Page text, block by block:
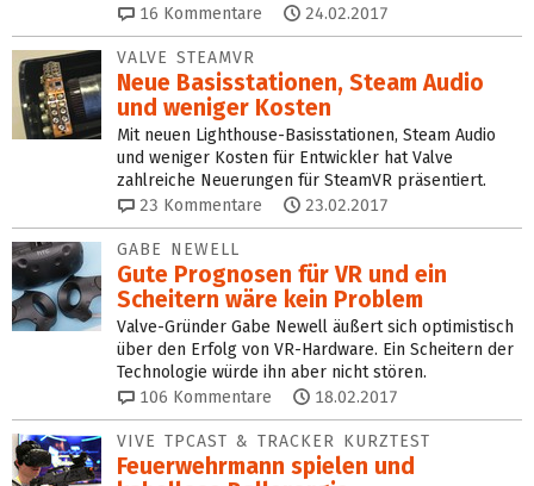
16 Kommentare 24.02.2017
VALVE STEAMVR
Neue Basisstationen, Steam Audio
und weniger Kosten
Mit neuen Lighthouse-Basisstationen, Steam Audio
und weniger Kosten für Entwickler hat Valve
zahlreiche Neuerungen für SteamVR präsentiert.
23 Kommentare 23.02.2017
GABE NEWELL
Gute Prognosen für VR und ein
Scheitern wäre kein Problem
Valve-Gründer Gabe Newell äußert sich optimistisch
über den Erfolg von VR-Hardware. Ein Scheitern der
Technologie würde ihn aber nicht stören.
106 Kommentare 18.02.2017
VIVE TPCAST & TRACKER KURZTEST
Feuerwehrmann spielen und